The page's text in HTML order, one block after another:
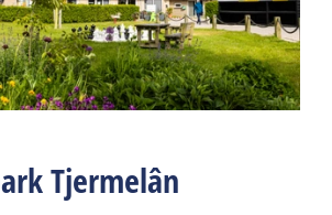
Gedeelde faciliteiten
Laadpaal voor auto's
Ontbijtbuffet
Fietsverhuur
Tjermelân